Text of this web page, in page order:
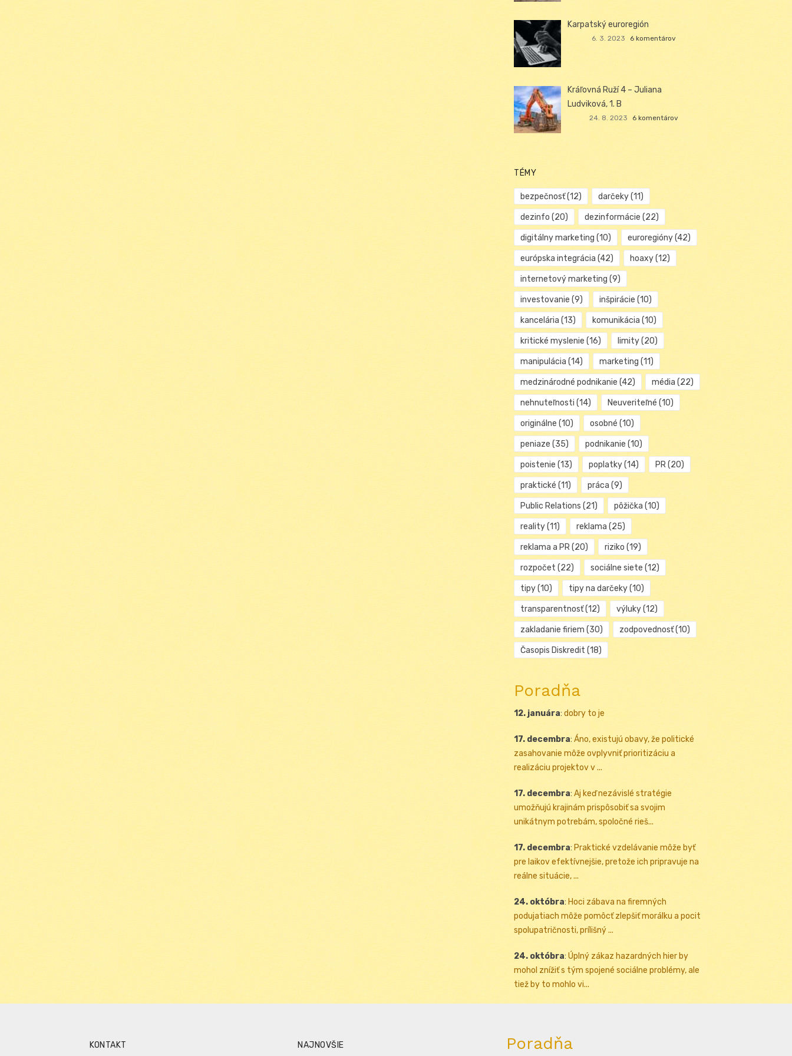
Karpatský euroregión
6. 3. 2023 6 komentárov
Kráľovná Ruží 4 – Juliana
Ludviková, 1. B
24. 8. 2023 6 komentárov
TÉMY
bezpečnosť(12) darčeky(11)
dezinfo (20) dezinformácie (22)
digitálny marketing (10) euroregióny(42)
európska integrácia (42) hoaxy(12)
internetový marketing (9)
investovanie (9) inšpirácie (10)
kancelária (13) komunikácia (10)
kritické myslenie (16) limity(20)
manipulácia (14) marketing (11)
medzinárodné podnikanie (42) média (22)
nehnuteľnosti (14) Neuveriteľné (10)
originálne (10) osobné (10)
peniaze (35) podnikanie (10)
poistenie (13) poplatky(14) PR(20)
praktické (11) práca (9)
Public Relations (21) pôžička (10)
reality(11) reklama (25)
reklama a PR(20) riziko (19)
rozpočet (22) sociálne siete (12)
tipy(10) tipy na darčeky(10)
transparentnosť(12) výluky(12)
zakladanie firiem (30) zodpovednosť(10)
Časopis Diskredit (18)
Poradňa
12. januára: dobry to je
17. decembra: Áno, existujú obavy, že politické
zasahovanie môže ovplyvniť prioritizáciu a
realizáciu projektov v ...
17. decembra: Aj keď nezávislé stratégie
umožňujú krajinám prispôsobiť sa svojim
unikátnym potrebám, spoločné rieš...
17. decembra: Praktické vzdelávanie môže byť
pre laikov efektívnejšie, pretože ich pripravuje na
reálne situácie, ...
24. októbra: Hoci zábava na firemných
podujatiach môže pomôcť zlepšiť morálku a pocit
spolupatričnosti, prílišný ...
24. októbra: Úplný zákaz hazardných hier by
mohol znížiť s tým spojené sociálne problémy, ale
tiež by to mohlo vi...
KONTAKT NAJNOVŠIE Poradňa